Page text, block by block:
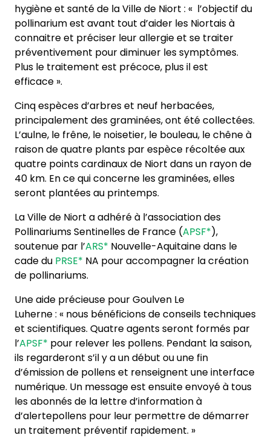
hygiène et santé de la Ville de Niort : « l’objectif du
pollinarium est avant tout d’aider les Niortais à
connaitre et préciser leur allergie et se traiter
préventivement pour diminuer les symptômes.
Plus le traitement est précoce, plus il est
efficace ».
Cinq espèces d’arbres et neuf herbacées,
principalement des graminées, ont été collectées.
L’aulne, le frêne, le noisetier, le bouleau, le chêne à
raison de quatre plants par espèce récoltée aux
quatre points cardinaux de Niort dans un rayon de
40 km. En ce qui concerne les graminées, elles
seront plantées au printemps.
La Ville de Niort a adhéré à l’association des
Pollinariums Sentinelles de France (APSF*),
soutenue par l’ARS* Nouvelle-Aquitaine dans le
cade du PRSE* NA pour accompagner la création
de pollinariums.
Une aide précieuse pour Goulven Le
Luherne : « nous bénéficions de conseils techniques
et scientifiques. Quatre agents seront formés par
l’APSF* pour relever les pollens. Pendant la saison,
ils regarderont s’il y a un début ou une fin
d’émission de pollens et renseignent une interface
numérique. Un message est ensuite envoyé à tous
les abonnés de la lettre d’information à
d’alertepollens pour leur permettre de démarrer
un traitement préventif rapidement. »